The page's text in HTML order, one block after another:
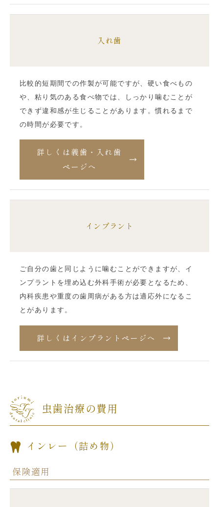
入れ歯
比較的短期間での作製が可能ですが、硬い食べもの
や、粘り気のある食べ物では、しっかり噛むことが
できず違和感が生じることがあります。慣れるまで
の時間が必要です。
詳しくは義歯・入れ歯
ページへ
インプラント
ご自分の歯と同じように噛むことができますが、イ
ンプラントを埋め込む外科手術が必要となるため、
内科疾患や重度の歯周病がある方は適応外になるこ
とがあります。
詳しくはインプラントページへ
虫歯治療の費用
インレー（詰め物）
保険適用